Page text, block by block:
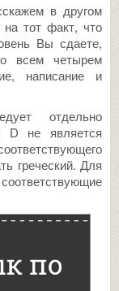
в другом
тот факт, что
Вы сдаете,
всем четырем
написание и
отдельно
D не является
греческий. Для